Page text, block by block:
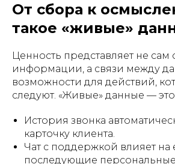
От сбора к
такое «живые»
Ценность представляет не сам
информации, а связи между
возможности для действий,
следуют. «Живые» данные — это
История звонка
карточку клиента.
Чат с поддержкой влияет на
последующие